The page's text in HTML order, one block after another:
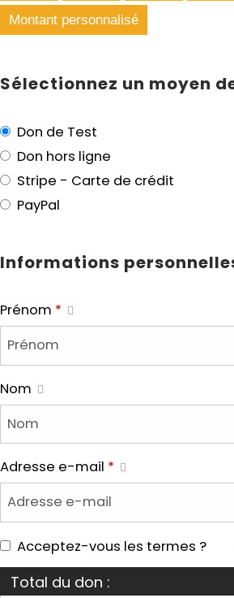
Montant personnalisé
Sélectionnez un moyen
Don de Test
Don hors ligne
Stripe - Carte de crédit
PayPal
Informations
Prénom *
Nom
Adresse e-mail *
Acceptez-vous les termes ?
Total du don :